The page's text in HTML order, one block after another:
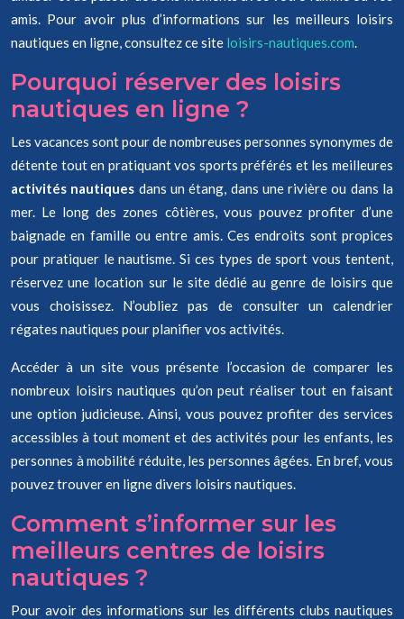
amis. Pour avoir plus d’informations sur les meilleurs loisirs
nautiques en ligne, consultez ce site loisirs-nautiques.com.
Pourquoi réserver des loisirs
nautiques en ligne ?
Les vacances sont pour de nombreuses personnes synonymes de
détente tout en pratiquant vos sports préférés et les meilleures
activités nautiques dans un étang, dans une rivière ou dans la
mer. Le long des zones côtières, vous pouvez profiter d’une
baignade en famille ou entre amis. Ces endroits sont propices
pour pratiquer le nautisme. Si ces types de sport vous tentent,
réservez une location sur le site dédié au genre de loisirs que
vous choisissez. N’oubliez pas de consulter un calendrier
régates nautiques pour planifier vos activités.
Accéder à un site vous présente l’occasion de comparer les
nombreux loisirs nautiques qu’on peut réaliser tout en faisant
une option judicieuse. Ainsi, vous pouvez profiter des services
accessibles à tout moment et des activités pour les enfants, les
personnes à mobilité réduite, les personnes âgées. En bref, vous
pouvez trouver en ligne divers loisirs nautiques.
Comment s’informer sur les
meilleurs centres de loisirs
nautiques ?
Pour avoir des informations sur les différents clubs nautiques